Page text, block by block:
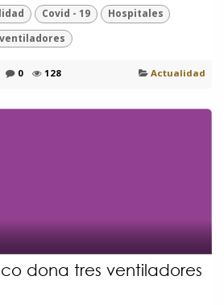
Covid - 19
Hospitales
ventiladores
0 128 Actualidad
dona tres ventiladores